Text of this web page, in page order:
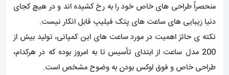
منحصراً طراحی های خاص خود را به رخ کشیده اند و در هیچ کجای
دنیا زیبایی های ساعت های پتک فیلیپ قابل انکار نیست.
نکته ی حائز اهمیت در مورد ساعت های این کمپانی، تولید بیش از
200 مدل ساعت از ابتدای تأسیس تا به امروز بوده که در هرکدام،
طراحی خاص و فوق لوکس بودن به وضوح مشخص است.